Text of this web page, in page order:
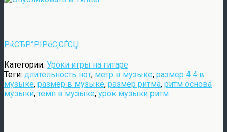
РќСЂР°РІРёС‚СЃСЏ
Категории: Уроки игры на гитаре
Теги: длительность нот, метр в музыке, размер 4 4 в
музыке, размер в музыке, размер ритма, ритм основа
музыки, темп в музыке, урок музыки ритм